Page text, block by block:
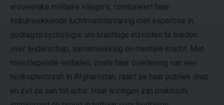
vrouwelijke militaire vliegers, combineert haar
indrukwekkende luchtmachtervaring met expertise in
gedragspsychologie om krachtige inzichten te bieden
over leiderschap, samenwerking en mentale kracht. Met
meeslepende verhalen, zoals haar overleving van een
helikoptercrash in Afghanistan, raakt ze haar publiek diep
en zet ze aan tot actie. Haar lezingen zijn praktisch,